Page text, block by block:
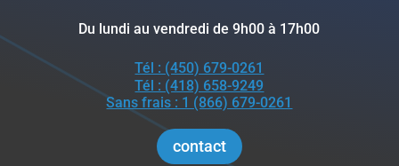
Du lundi au vendredi de 9h00 à 17h00
Tél : (450) 679-0261
Tél : (418) 658-9249
Sans frais : 1 (866) 679-0261
contact